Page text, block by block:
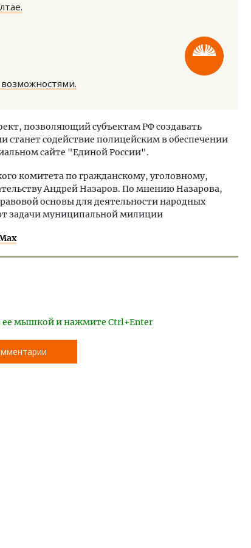
позволяющий субъектам РФ создавать
содействие полицейским в обеспечении
сайте "Единой России".
комитета по гражданскому, уголовному,
Андрей Назаров. По мнению Назарова,
основы для деятельности народных
задачи муниципальной милиции
ее мышкой и нажмите Ctrl+Enter
эстетике городов,
фасадах и развитии рынка
Гатилов — о том, как
оставаться на плаву,
штормит
СТРОИТЕЛЬСТВО